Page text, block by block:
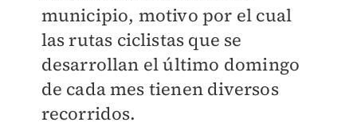
municipio, motivo por el cual
las rutas ciclistas que se
desarrollan el último domingo
de cada mes tienen diversos
recorridos.